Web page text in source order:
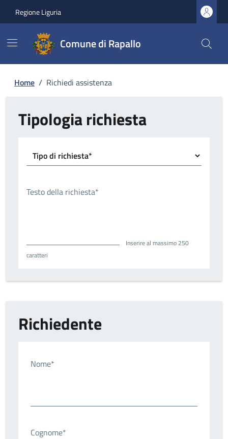
Regione Liguria
Comune di Rapallo
Home / Richiedi assistenza
Tipologia richiesta
Testo della richiesta*
Inserire al massimo 250
caratteri
Richiedente
Nome*
Cognome*